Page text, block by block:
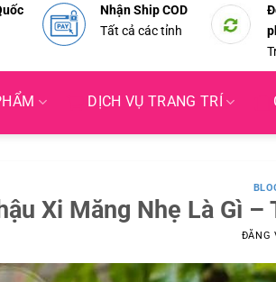
Nhận Ship COD
Tất cả các tỉnh
DỊCH VỤ TRANG TRÍ
Xi Măng Nhẹ Là Gì
ĐĂNG